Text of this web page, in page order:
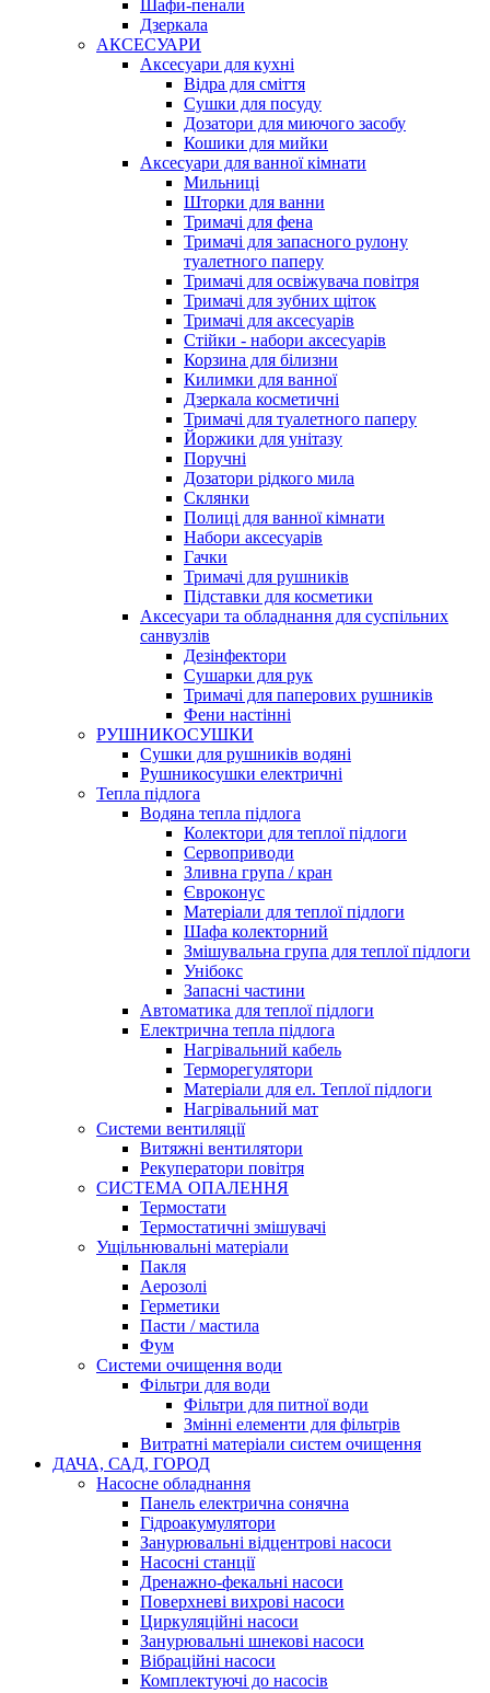
Шафи-пенали
Дзеркала
АКСЕСУАРИ
Аксесуари для кухні
Відра для сміття
Сушки для посуду
Дозатори для миючого засобу
Кошики для мийки
Аксесуари для ванної кімнати
Мильниці
Шторки для ванни
Тримачі для фена
Тримачі для запасного рулону
туалетного паперу
Тримачі для освіжувача повітря
Тримачі для зубних щіток
Тримачі для аксесуарів
Стійки - набори аксесуарів
Корзина для білизни
Килимки для ванної
Дзеркала косметичні
Тримачі для туалетного паперу
Йоржики для унітазу
Поручні
Дозатори рідкого мила
Склянки
Полиці для ванної кімнати
Набори аксесуарів
Гачки
Тримачі для рушників
Підставки для косметики
Аксесуари та обладнання для суспільних
санвузлів
Дезінфектори
Сушарки для рук
Тримачі для паперових рушників
Фени настінні
РУШНИКОСУШКИ
Сушки для рушників водяні
Рушникосушки електричні
Тепла підлога
Водяна тепла підлога
Колектори для теплої підлоги
Сервоприводи
Зливна група / кран
Євроконус
Матеріали для теплої підлоги
Шафа колекторний
Змішувальна група для теплої підлоги
Унібокс
Запасні частини
Автоматика для теплої підлоги
Електрична тепла підлога
Нагрівальний кабель
Терморегулятори
Матеріали для ел. Теплої підлоги
Нагрівальний мат
Системи вентиляції
Витяжні вентилятори
Рекуператори повітря
СИСТЕМА ОПАЛЕННЯ
Термостати
Термостатичні змішувачі
Ущільнювальні матеріали
Пакля
Аерозолі
Герметики
Пасти / мастила
Фум
Системи очищення води
Фільтри для води
Фільтри для питної води
Змінні елементи для фільтрів
Витратні матеріали систем очищення
ДАЧА, САД, ГОРОД
Насосне обладнання
Панель електрична сонячна
Гідроакумулятори
Занурювальні відцентрові насоси
Насосні станції
Дренажно-фекальні насоси
Поверхневі вихрові насоси
Циркуляційні насоси
Занурювальні шнекові насоси
Вібраційні насоси
Комплектуючі до насосів